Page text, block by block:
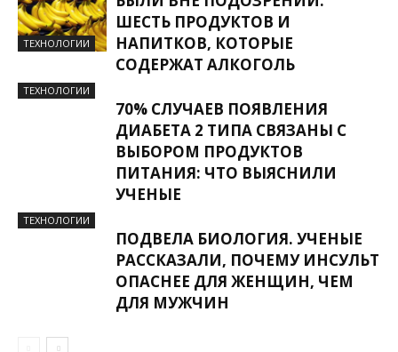
ТЕХНОЛОГИИ
ШЕСТЬ ПРОДУКТОВ И
НАПИТКОВ, КОТОРЫЕ
СОДЕРЖАТ АЛКОГОЛЬ
ТЕХНОЛОГИИ
70% СЛУЧАЕВ ПОЯВЛЕНИЯ
ДИАБЕТА 2 ТИПА СВЯЗАНЫ С
ВЫБОРОМ ПРОДУКТОВ
ПИТАНИЯ: ЧТО ВЫЯСНИЛИ
УЧЕНЫЕ
ТЕХНОЛОГИИ
ПОДВЕЛА БИОЛОГИЯ. УЧЕНЫЕ
РАССКАЗАЛИ, ПОЧЕМУ ИНСУЛЬТ
ОПАСНЕЕ ДЛЯ ЖЕНЩИН, ЧЕМ
ДЛЯ МУЖЧИН